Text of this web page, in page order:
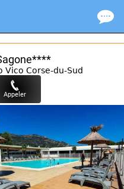
Vico Corse-du-Sud
Appeler